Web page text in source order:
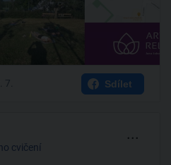
7. Sdílet
cvičení
...